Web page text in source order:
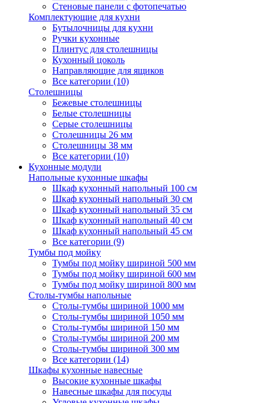
Стеновые панели с фотопечатью
Комплектующие для кухни
Бутылочницы для кухни
Ручки кухонные
Плинтус для столешницы
Кухонный цоколь
Направляющие для ящиков
Все категории (10)
Столешницы
Бежевые столешницы
Белые столешницы
Серые столешницы
Столешницы 26 мм
Столешницы 38 мм
Все категории (10)
Кухонные модули
Напольные кухонные шкафы
Шкаф кухонный напольный 100 см
Шкаф кухонный напольный 30 см
Шкаф кухонный напольный 35 см
Шкаф кухонный напольный 40 см
Шкаф кухонный напольный 45 см
Все категории (9)
Тумбы под мойку
Тумбы под мойку шириной 500 мм
Тумбы под мойку шириной 600 мм
Тумбы под мойку шириной 800 мм
Столы-тумбы напольные
Столы-тумбы шириной 1000 мм
Столы-тумбы шириной 1050 мм
Столы-тумбы шириной 150 мм
Столы-тумбы шириной 200 мм
Столы-тумбы шириной 300 мм
Все категории (14)
Шкафы кухонные навесные
Высокие кухонные шкафы
Навесные шкафы для посуды